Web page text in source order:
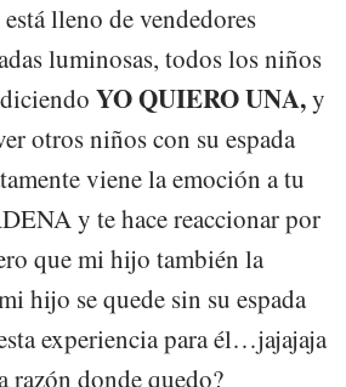
lleno de vendedores
luminosas, todos los niños
YO QUIERO UNA,y
otros niños con su espada
viene la emoción a tu
y te hace reaccionar por
que mi hijo también la
hijo se quede sin su espada
experiencia para él…jajajaja
razón donde quedo?